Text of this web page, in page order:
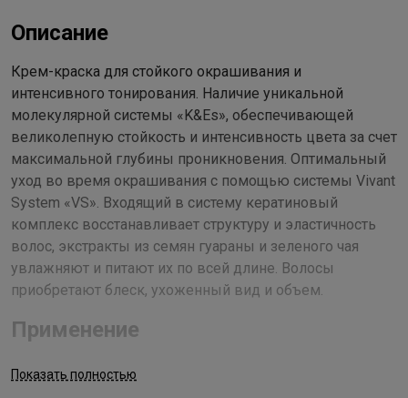
Описание
Крем-краска для стойкого окрашивания и
интенсивного тонирования. Наличие уникальной
молекулярной системы «K&Es», обеспечивающей
великолепную стойкость и интенсивность цвета за счет
максимальной глубины проникновения. Оптимальный
уход во время окрашивания с помощью системы Vivant
System «VS». Входящий в систему кератиновый
комплекс восстанавливает структуру и эластичность
волос, экстракты из семян гуараны и зеленого чая
увлажняют и питают их по всей длине. Волосы
приобретают блеск, ухоженный вид и объем.
Применение
Рекомендуемый расход крем-краски для волос средней
густоты и длиной до 15 см - 60 г (туба). Все оттенки со степенью
Показать полностью